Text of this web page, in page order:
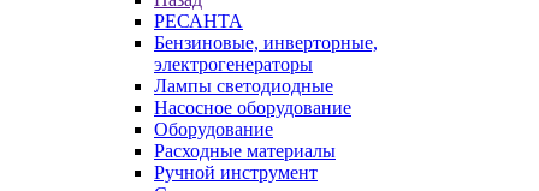
РЕСАНТА
Бензиновые, инверторные,
электрогенераторы
Лампы светодиодные
Насосное оборудование
Оборудование
Расходные материалы
Ручной инструмент